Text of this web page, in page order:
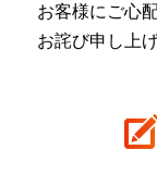
お客様にご心
お詫び申し上げ